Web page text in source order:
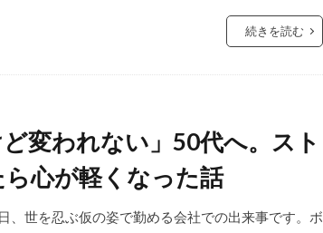
続きを読む
変われない」50代へ。スト
心が軽くなった話
、世を忍ぶ仮の姿で勤める会社での出来事です。ボ